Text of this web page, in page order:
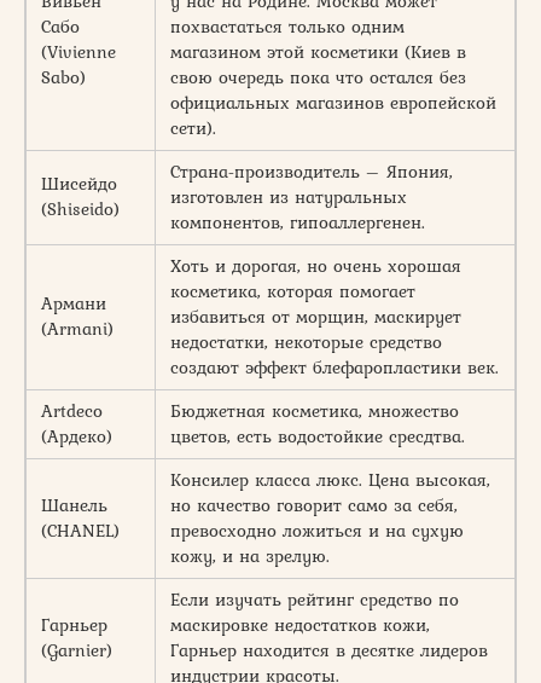
Сабо
(Vivienne
Sabo)
похвастаться только одним
магазином этой косметики (Киев в
свою очередь пока что остался без
официальных магазинов европейской
сети).
Шисейдо
(Shiseido)
Страна-производитель – Япония,
изготовлен из натуральных
компонентов, гипоаллергенен.
Армани
(Armani)
Хоть и дорогая, но очень хорошая
косметика, которая помогает
избавиться от морщин, маскирует
недостатки, некоторые средство
создают эффект блефаропластики век.
Artdeco
(Ардеко)
Бюджетная косметика, множество
цветов, есть водостойкие сресдтва.
Шанель
(CHANEL)
Консилер класса люкс. Цена высокая,
но качество говорит само за себя,
превосходно ложиться и на сухую
кожу, и на зрелую.
Гарньер
(Garnier)
Если изучать рейтинг средство по
маскировке недостатков кожи,
Гарньер находится в десятке лидеров
индустрии красоты.